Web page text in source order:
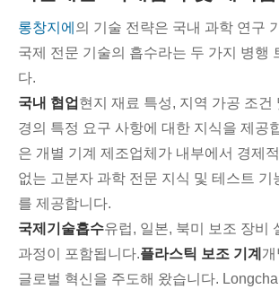
롱창지에 의 기술 전략은 국내 과학 연구
국제 전문 기술의 흡수라는 두 가지 병행
다.
국내 협업 현지 재료 특성, 지역 가공 조건
경의 특정 요구 사항에 대한 지식을 제공
은 개별 기계 제조업체가 내부에서 경제
없는 고분자 과학 전문 지식 및 테스트 기
를 제공합니다.
국제기술흡수유럽, 일본, 북미 보조 장비
과정이 포함됩니다.플라스틱 보조 기계
글로벌 혁신을 주도해 왔습니다.